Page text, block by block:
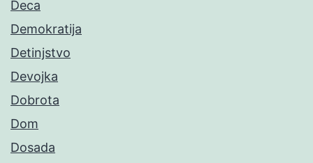
Deca
Demokratija
Detinjstvo
Devojka
Dobrota
Dom
Dosada